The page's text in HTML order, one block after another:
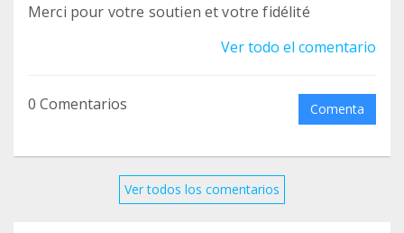
Merci pour votre soutien et votre fidélité
Ver todo el comentario
0 Comentarios Comenta
Ver todos los comentarios